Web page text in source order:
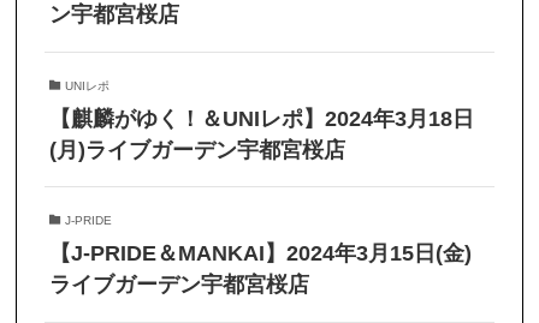
ン宇都宮桜店
UNIレポ
【麒麟がゆく！＆UNIレポ】2024年3月18日
(月)ライブガーデン宇都宮桜店
J-PRIDE
【J-PRIDE＆MANKAI】2024年3月15日(金)
ライブガーデン宇都宮桜店